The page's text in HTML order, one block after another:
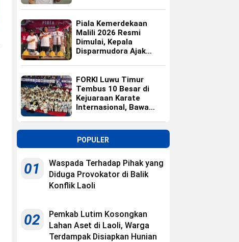
Piala Kemerdekaan
Malili 2026 Resmi
Dimulai, Kepala
Disparmudora Ajak
FORKI Luwu Timur
Tembus 10 Besar di
Kejuaraan Karate
Internasional, Bawa
POPULER
01
Waspada Terhadap Pihak yang
Diduga Provokator di Balik
Konflik Laoli
02
Pemkab Lutim Kosongkan
Lahan Aset di Laoli, Warga
Terdampak Disiapkan Hunian